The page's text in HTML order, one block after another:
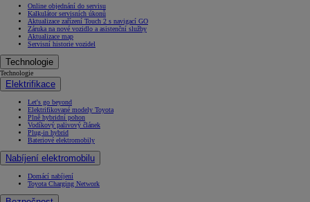
Online objednání do servisu
Kalkulátor servisních úkonů
Aktualizace zařízení Touch 2 s navigací GO
Záruka na nové vozidlo a asistenční služby
Aktualizace map
Servisní historie vozidel
Technologie
Technologie
Elektrifikace
Let's go beyond
Elektrifikované modely Toyota
Plně hybridní pohon
Vodíkový palivový článek
Plug-in hybrid
Bateriové elektromobily
Nabíjení elektromobilu
Domácí nabíjení
Toyota Charging Network